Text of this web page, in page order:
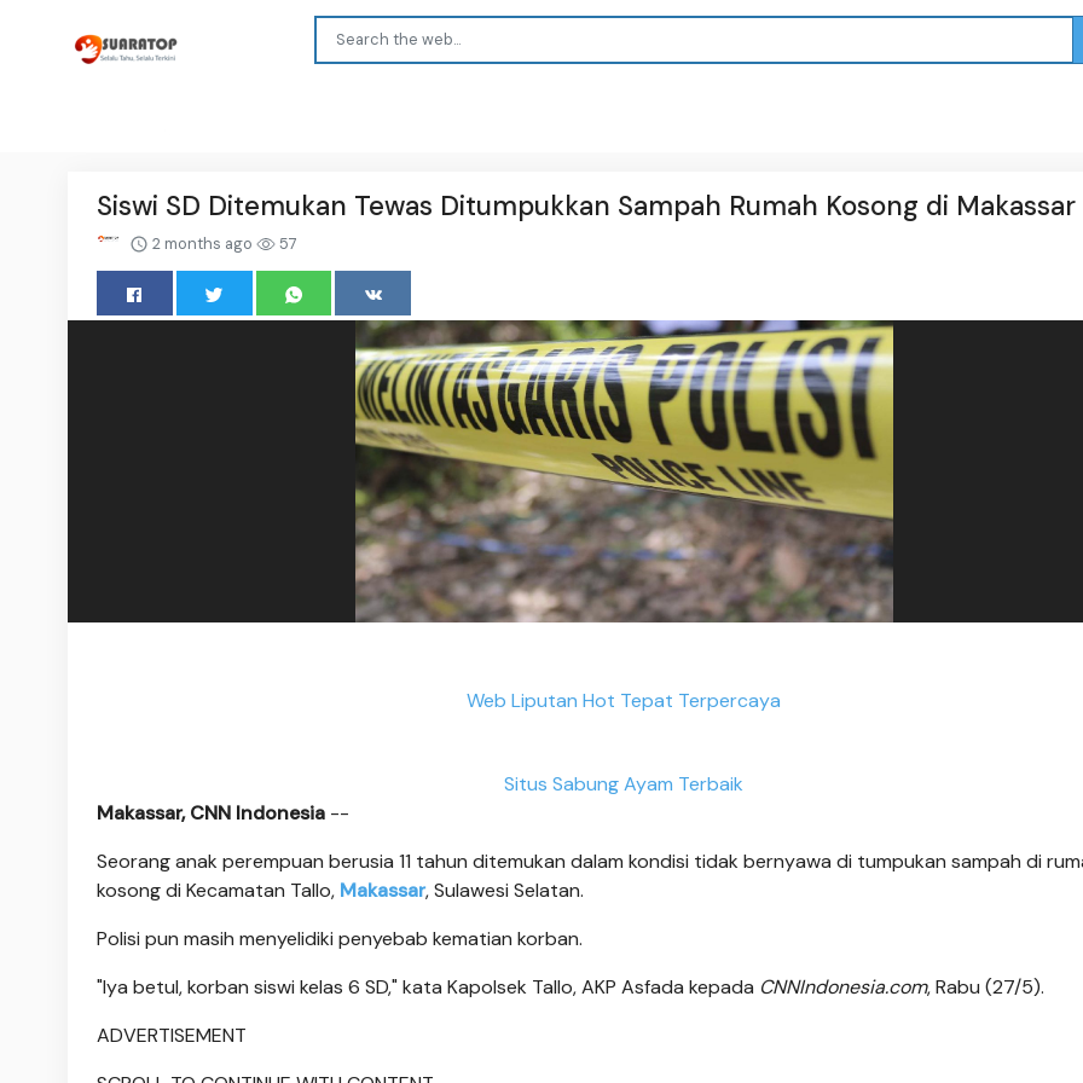
Siswi SD Ditemukan Tewas Ditumpukkan Sampah Rumah Kosong di Makassar
2 months ago 57
Web Liputan Hot Tepat Terpercaya
Situs Sabung Ayam Terbaik
Makassar, CNN Indonesia --
Seorang anak perempuan berusia 11 tahun ditemukan dalam kondisi tidak bernyawa di tumpukan sampah di
kosong di Kecamatan Tallo, Makassar, Sulawesi Selatan.
Polisi pun masih menyelidiki penyebab kematian korban.
"Iya betul, korban siswi kelas 6 SD," kata Kapolsek Tallo, AKP Asfada kepada CNNIndonesia.com, Rabu (27/5).
ADVERTISEMENT